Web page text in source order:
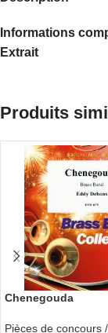
Informations
Extrait
Produits
Chenegouda
Pièces de concours